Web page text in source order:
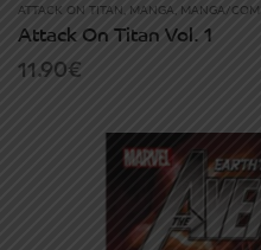
ATTACK ON TITAN MANGA, MANGA/
Attack On Titan Vol. 1
11.90€